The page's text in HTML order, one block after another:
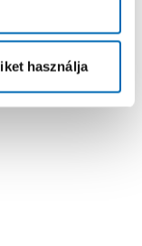
használja